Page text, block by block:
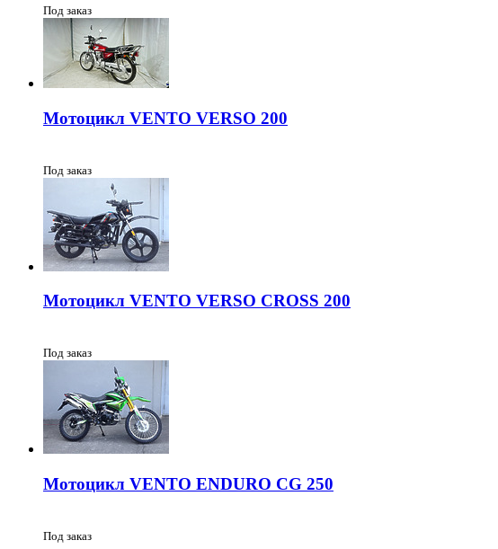
Под заказ
Мотоцикл VENTO VERSO 200
Под заказ
Мотоцикл VENTO VERSO CROSS 200
Под заказ
Мотоцикл VENTO ENDURO CG 250
Под заказ